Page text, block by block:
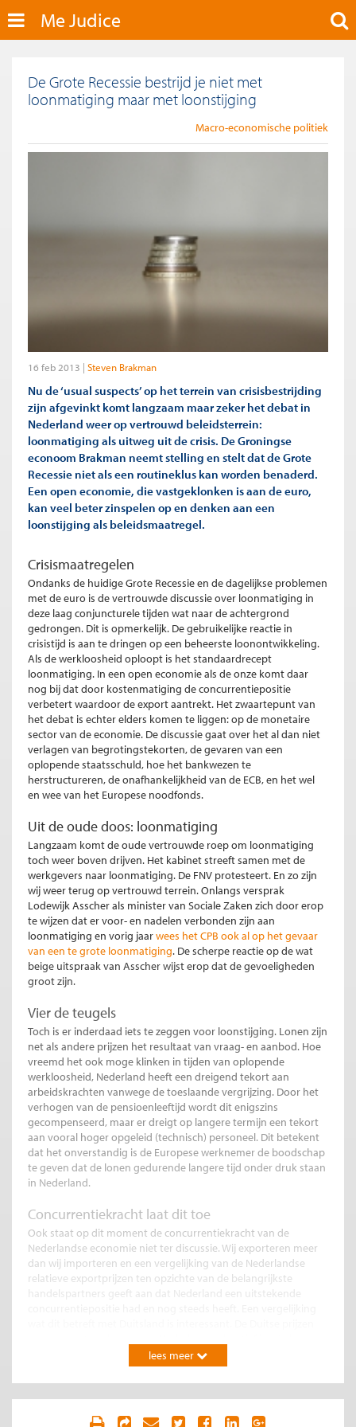
Me Judice
De Grote Recessie bestrijd je niet met
loonmatiging maar met loonstijging
Macro-economische politiek
16 feb 2013 Steven Brakman
Nu de ‘usual suspects’ op het terrein van crisisbestrijding
zijn afgevinkt komt langzaam maar zeker het debat in
Nederland weer op vertrouwd beleidsterrein:
loonmatiging als uitweg uit de crisis. De Groningse
econoom Brakman neemt stelling en stelt dat de Grote
Recessie niet als een routineklus kan worden benaderd.
Een open economie, die vastgeklonken is aan de euro,
kan veel beter zinspelen op en denken aan een
loonstijging als beleidsmaatregel.
Crisismaatregelen
Ondanks de huidige Grote Recessie en de dagelijkse problemen
met de euro is de vertrouwde discussie over loonmatiging in
deze laag conjuncturele tijden wat naar de achtergrond
gedrongen. Dit is opmerkelijk. De gebruikelijke reactie in
crisistijd is aan te dringen op een beheerste loonontwikkeling.
Als de werkloosheid oploopt is het standaardrecept
loonmatiging. In een open economie als de onze komt daar
nog bij dat door kostenmatiging de concurrentiepositie
verbetert waardoor de export aantrekt. Het zwaartepunt van
het debat is echter elders komen te liggen: op de monetaire
sector van de economie. De discussie gaat over het al dan niet
verlagen van begrotingstekorten, de gevaren van een
oplopende staatsschuld, hoe het bankwezen te
herstructureren, de onafhankelijkheid van de ECB, en het wel
en wee van het Europese noodfonds.
Uit de oude doos: loonmatiging
Langzaam komt de oude vertrouwde roep om loonmatiging
toch weer boven drijven. Het kabinet streeft samen met de
werkgevers naar loonmatiging. De FNV protesteert. En zo zijn
wij weer terug op vertrouwd terrein. Onlangs versprak
Lodewijk Asscher als minister van Sociale Zaken zich door erop
te wijzen dat er voor- en nadelen verbonden zijn aan
loonmatiging en vorig jaarwees het CPB ook al op het gevaar
van een te grote loonmatiging. De scherpe reactie op de wat
beige uitspraak van Asscher wijst erop dat de gevoeligheden
groot zijn.
Vier de teugels
Toch is er inderdaad iets te zeggen voor loonstijging. Lonen zijn
net als andere prijzen het resultaat van vraag- en aanbod. Hoe
vreemd het ook moge klinken in tijden van oplopende
werkloosheid, Nederland heeft een dreigend tekort aan
arbeidskrachten vanwege de toeslaande vergrijzing. Door het
verhogen van de pensioenleeftijd wordt dit enigszins
gecompenseerd, maar er dreigt op langere termijn een tekort
aan vooral hoger opgeleid (technisch) personeel. Dit betekent
dat het onverstandig is de Europese werknemer de boodschap
te geven dat de lonen gedurende langere tijd onder druk staan
in Nederland.
Concurrentiekracht laat dit toe
Ook staat op dit moment de concurrentiekracht van de
Nederlandse economie niet ter discussie. Wij exporteren meer
dan wij importeren en een vergelijking van de Nederlandse
relatieve exportprijzen ten opzichte van de belangrijkste
handelspartners geeft aan dat Nederland een uitstekende
dan die van Nederlandse exporteurs. Zo bezien staat niets een
loonstijging in de weg.
Stille (wisselkoers)aanpassing
Daarnaast kan gewezen worden op de structurele problemen
lees meer